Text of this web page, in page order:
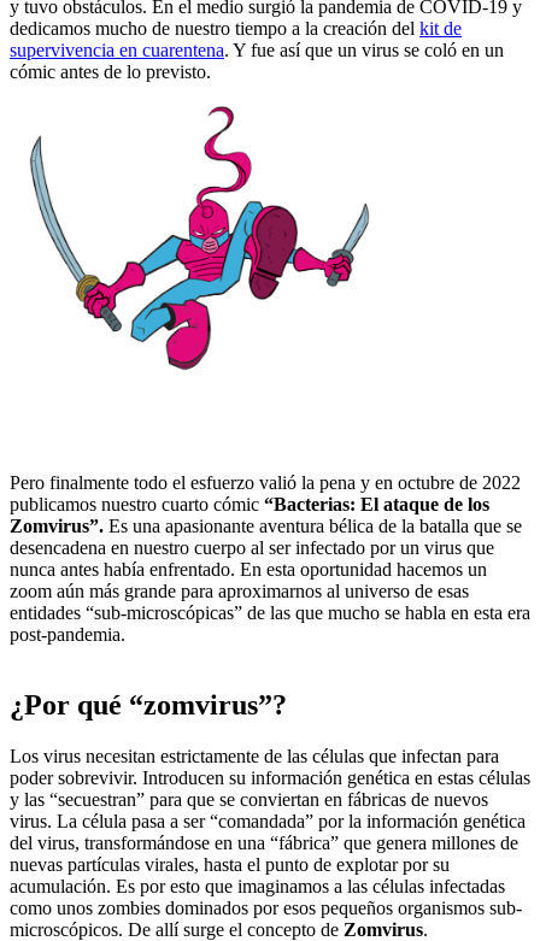
y tuvo obstáculos. En el medio surgió la pandemia de COVID-19 y
dedicamos mucho de nuestro tiempo a la creación del kit de
supervivencia en cuarentena. Y fue así que un virus se coló en un
cómic antes de lo previsto.
Pero finalmente todo el esfuerzo valió la pena y en octubre de 2022
publicamos nuestro cuarto cómic “Bacterias: El ataque de los
Zomvirus”. Es una apasionante aventura bélica de la batalla que se
desencadena en nuestro cuerpo al ser infectado por un virus que
nunca antes había enfrentado. En esta oportunidad hacemos un
zoom aún más grande para aproximarnos al universo de esas
entidades “sub-microscópicas” de las que mucho se habla en esta era
post-pandemia.
¿Por qué “zomvirus”?
Los virus necesitan estrictamente de las células que infectan para
poder sobrevivir. Introducen su información genética en estas células
y las “secuestran” para que se conviertan en fábricas de nuevos
virus. La célula pasa a ser “comandada” por la información genética
del virus, transformándose en una “fábrica” que genera millones de
nuevas partículas virales, hasta el punto de explotar por su
acumulación. Es por esto que imaginamos a las células infectadas
como unos zombies dominados por esos pequeños organismos sub-
microscópicos. De allí surge el concepto de Zomvirus.